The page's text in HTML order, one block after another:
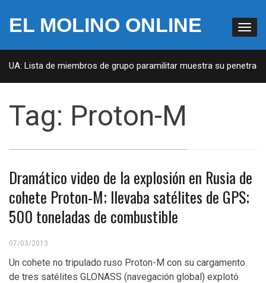
EL MOLINO ONLINE
Lista de miembros de grupo paramilitar muestra su
Tag: Proton-M
Dramático video de la explosión en Rusia de
cohete Proton-M; llevaba satélites de GPS;
500 toneladas de combustible
07/03/2013
Un cohete no tripulado ruso Proton-M con su cargamento
de tres satélites GLONASS (navegación global) explotó